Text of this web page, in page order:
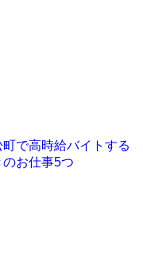
で高時給バイトする
お仕事5つ